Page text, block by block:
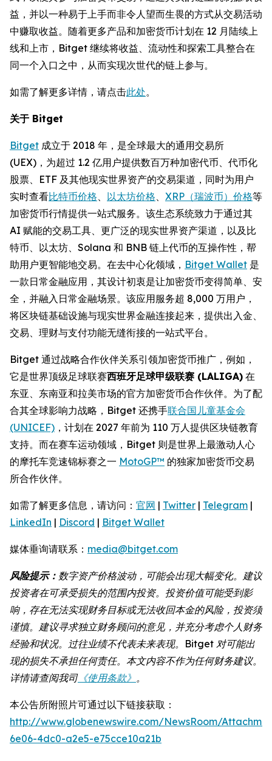
益，并以一种易于上手而非令人望而生畏的方式从交易活动
中赚取收益。随着更多产品和加密货币计划在 12 月陆续上
线和上市，Bitget 继续将收益、流动性和探索工具整合在
同一个入口之中，从而实现次世代的链上参与。
如需了解更多详情，请点击此处。
关于 Bitget
Bitget 成立于 2018 年，是全球最大的通用交易所
(UEX)，为超过 1.2 亿用户提供数百万种加密代币、代币化
股票、ETF 及其他现实世界资产的交易渠道，同时为用户
实时查看比特币价格、 以太坊价格、 XRP（瑞波币）价格等
加密货币行情提供一站式服务。该生态系统致力于通过其
AI 赋能的交易工具、更广泛的现实世界资产渠道，以及比
特币、以太坊、Solana 和 BNB 链上代币的互操作性，帮
助用户更智能地交易。在去中心化领域， Bitget Wallet 是
一款日常金融应用，其设计初衷是让加密货币变得简单、安
全，并融入日常金融场景。该应用服务超 8,000 万用户，
将区块链基础设施与现实世界金融连接起来，提供出入金、
交易、理财与支付功能无缝衔接的一站式平台。
Bitget 通过战略合作伙伴关系引领加密货币推广，例如，
它是世界顶级足球联赛西班牙足球甲级联赛 (LALIGA) 在
东亚、东南亚和拉美市场的官方加密货币合作伙伴。为了配
合其全球影响力战略，Bitget 还携手联合国儿童基金会
(UNICEF) ，计划在 2027 年前为 110 万人提供区块链教育
支持。而在赛车运动领域，Bitget 则是世界上最激动人心
的摩托车竞速锦标赛之一 MotoGP™ 的独家加密货币交易
所合作伙伴。
如需了解更多信息，请访问： 官网 | Twitter | Telegram |
LinkedIn | Discord | Bitget Wallet
媒体垂询请联系： media@bitget.com
风险提示： 数字资产价格波动，可能会出现大幅变化。建议
投资者在可承受损失的范围内投资。投资价值可能受到影
响，存在无法实现财务目标或无法收回本金的风险，投资须
谨慎。建议寻求独立财务顾问的意见，并充分考虑个人财务
经验和状况。过往业绩不代表未来表现。Bitget 对可能出
现的损失不承担任何责任。本文内容不作为任何财务建议。
详情请查阅我司《使用条款》 。
本公告所附照片可通过以下链接获取：
http://www.globenewswire.com/NewsRoom/
6e06-4dc0-a2e5-e75cce10a21b